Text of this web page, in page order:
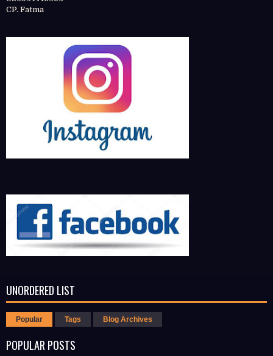
CP. Fatma
UNORDERED LIST
Popular Tags Blog Archives
POPULAR POSTS